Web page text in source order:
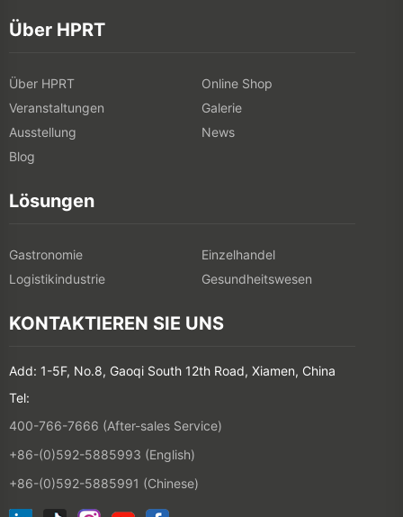
Über HPRT
Über HPRT
Online Shop
Veranstaltungen
Galerie
Ausstellung
News
Blog
Lösungen
Gastronomie
Einzelhandel
Logistikindustrie
Gesundheitswesen
KONTAKTIEREN SIE UNS
Add: 1-5F, No.8, Gaoqi South 12th Road, Xiamen, China
Tel:
400-766-7666 (After-sales Service)
+86-(0)592-5885993 (English)
+86-(0)592-5885991 (Chinese)